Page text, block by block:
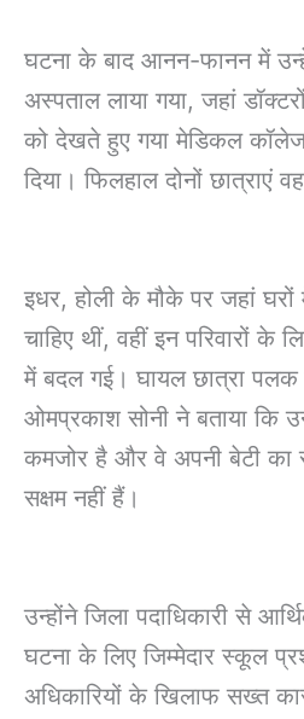
घटना के बाद आनन-फानन में
अस्पताल लाया गया, जहां
को देखते हुए गया मेडिकल
दिया। फिलहाल दोनों छात्राएं
इधर, होली के मौके पर जहां घरों
चाहिए थीं, वहीं इन परिवारों के
में बदल गई। घायल छात्रा पलक
ओमप्रकाश सोनी ने बताया कि
कमजोर है और वे अपनी बेटी का
सक्षम नहीं हैं।
उन्होंने जिला पदाधिकारी से
घटना के लिए जिम्मेदार स्कूल
अधिकारियों के खिलाफ सख्त